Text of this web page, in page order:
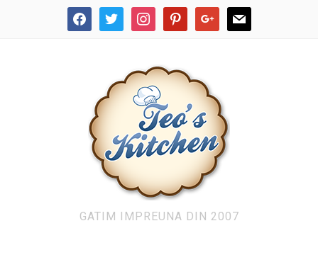
facebooktwitter instagrampinterestgoogle mail
GATIM IMPREUNA DIN 2007